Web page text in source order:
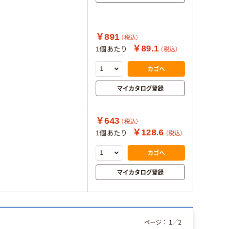
￥891 （税込）
1個あたり ￥89.1 （税込）
カゴへ
マイカタログ登録
￥643 （税込）
1個あたり ￥128.6 （税込）
カゴへ
マイカタログ登録
ページ： 1 ／2